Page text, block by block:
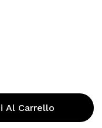
Al Carrello